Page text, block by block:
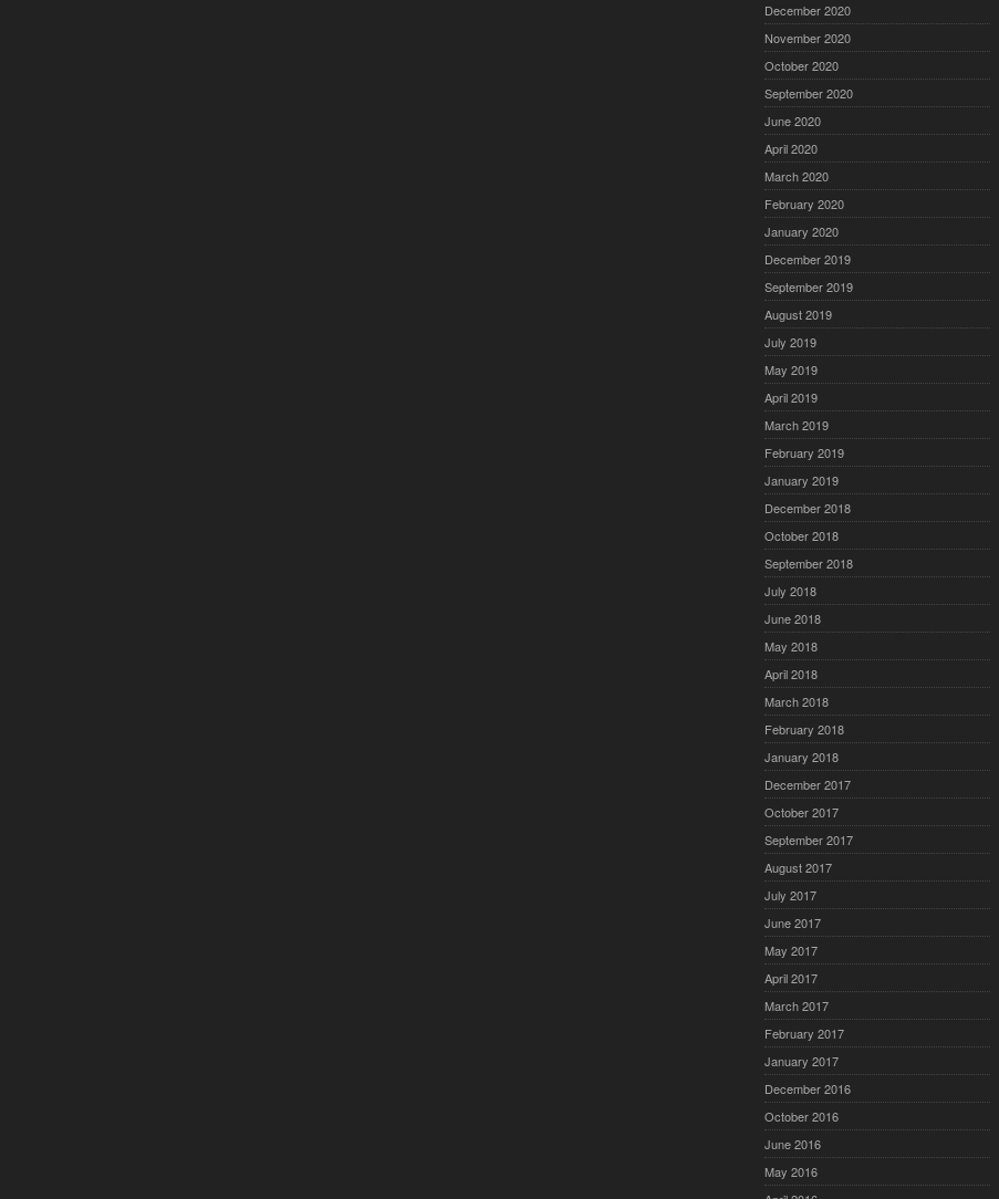
December 2020
November 2020
October 2020
September 2020
June 2020
April 2020
March 2020
February 2020
January 2020
December 2019
September 2019
August 2019
July 2019
May 2019
April 2019
March 2019
February 2019
January 2019
December 2018
October 2018
September 2018
July 2018
June 2018
May 2018
April 2018
March 2018
February 2018
January 2018
December 2017
October 2017
September 2017
August 2017
July 2017
June 2017
May 2017
April 2017
March 2017
February 2017
January 2017
December 2016
October 2016
June 2016
May 2016